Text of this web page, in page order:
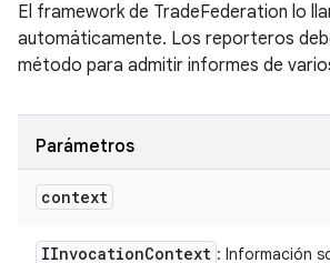
El framework de TradeFederation lo
automáticamente. Los reporteros
método para admitir informes de
Parámetros
context
IInvocationContext : Información